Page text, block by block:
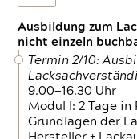
Ausbildung zum
nicht einzeln
Termin 2/10:
9.00—16.30 Uhr
Modul I: 2 Tage
Grundlagen der